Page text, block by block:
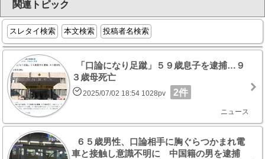
関連トピック
スレタイ検索 本文検索 投稿者名検索
「口論になり足蹴」５９歳息子を逮捕…９
３歳母死亡
2025/07/02 18:54 1028pv 2件
ニュース
６５歳男性、口論相手に胸ぐらつかまれ電
車と接触し意識不明に 中国籍の男を逮捕